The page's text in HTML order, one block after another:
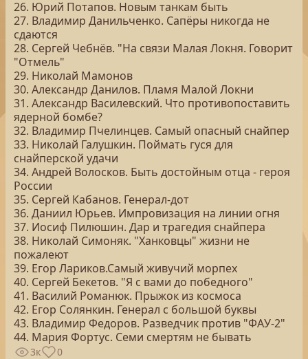
26. Юрий Потапов. Новым танкам быть
27. Владимир Данильченко. Сапёры никогда не
сдаются
28. Сергей Чебнёв. "На связи Малая Локня. Говорит
"Отмель"
29. Николай Мамонов
30. Александр Данилов. Пламя Малой Локни
31. Александр Василевский. Что противопоставить
ядерной бомбе?
32. Владимир Пчелинцев. Самый опасный снайпер
33. Николай Галушкин. Поймать гуся для
снайперской удачи
34. Андрей Волосков. Быть достойным отца - героя
России
35. Сергей Кабанов. Генерал-дот
36. Даниил Юрьев. Импровизация на линии огня
37. Иосиф Пилюшин. Дар и трагедия снайпера
38. Николай Симоняк. "Ханковцы" жизни не
пожалеют
39. Егор Лариков.Самый живучий морпех
40. Сергей Бекетов. "Я с вами до победного"
41. Василий Романюк. Прыжок из космоса
42. Егор Солянкин. Генерал с большой буквы
43. Владимир Федоров. Разведчик против "ФАУ-2"
44. Мария Фортус. Семи смертям не бывать
3к 0